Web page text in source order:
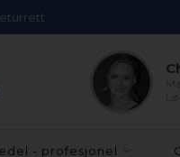
- profesjonel